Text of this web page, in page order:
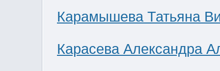
Карамышева Татьяна
Карасева Александра